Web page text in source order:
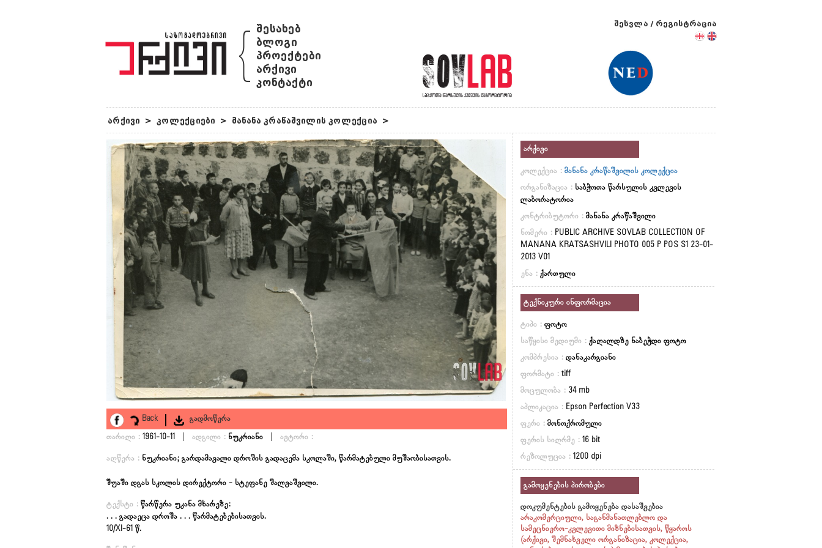
{ შესახებ
ბლოგი
პროექტები
არქივი
კონტაქტი
შესვლა / რეგისტრაცია
არქივი > კოლექციები > მანანა კრაწაშვილის კოლექცია >
Back გადმოწერა
თარიღი : 1961-10-11 | ადგილი : ნუკრიანი | ავტორი :
აღწერა : ნუკრიანი; გარდამავალი დროშის გადაცემა სკოლაში, წარმატებული მუშაობისათვის.
შუაში დგას სკოლის დირექტორი - სტეფანე შალვაშვილი.
ტექსტი : წარწერა უკანა მხარეზე:
. . . გადაეცა დროშა . . . წარმატებებისათვის.
10/XI-61 წ.
არქივი
კოლექცია : მანანა კრაწაშვილის კოლექცია
ორგანიზაცია : საბჭოთა წარსულის კვლევის
ლაბორატორია
კონტრიბუტორი : მანანა კრაწაშვილი
ნომერი : PUBLIC ARCHIVE SOVLAB COLLECTION OF
MANANA KRATSASHVILI PHOTO 005 P POS S1 23-01-
2013 V01
ენა : ქართული
ტექნიკური ინფორმაცია
ტიპი : ფოტო
საწყისი მედიუმი : ქაღალდზე ნაბეჭდი ფოტო
კომპრესია : დანაკარგიანი
ფორმატი : tiff
მოცულობა : 34 mb
აპლიკაცია : Epson Perfection V33
ფერი : მონოქრომული
ფერის სიღრმე : 16 bit
რეზოლუცია : 1200 dpi
გამოყენების პირობები
დოკუმენტების გამოყენება დასაშვებია
არაკომერციული, საგანმანათლებლო და
სამეცნიერო-კვლევითი მიზნებისათვის, წყაროს
(არქივი, შემნახველი ორგანიზაცია, კოლექცია,